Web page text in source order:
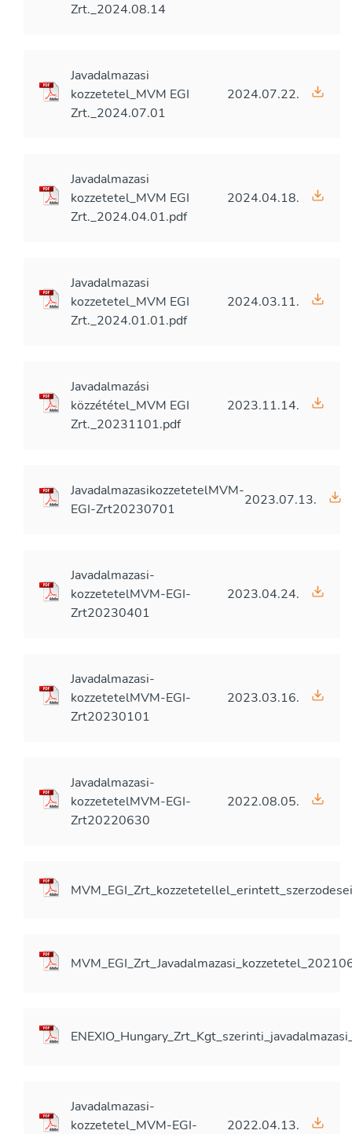
Zrt._2024.08.14
Javadalmazasi
kozzetetel_MVM EGI
Zrt._2024.07.01
2024.07.22.
Javadalmazasi
kozzetetel_MVM EGI
Zrt._2024.04.01.pdf
2024.04.18.
Javadalmazasi
kozzetetel_MVM EGI
Zrt._2024.01.01.pdf
2024.03.11.
Javadalmazási
közzététel_MVM EGI
Zrt._20231101.pdf
2023.11.14.
JavadalmazasikozzetetelMVM-
EGI-Zrt20230701
2023.07.13.
Javadalmazasi-
kozzetetelMVM-EGI-
Zrt20230401
2023.04.24.
Javadalmazasi-
kozzetetelMVM-EGI-
Zrt20230101
2023.03.16.
Javadalmazasi-
kozzetetelMVM-EGI-
Zrt20220630
2022.08.05.
Javadalmazasi-
kozzetetel_MVM-EGI-
2022.04.13.